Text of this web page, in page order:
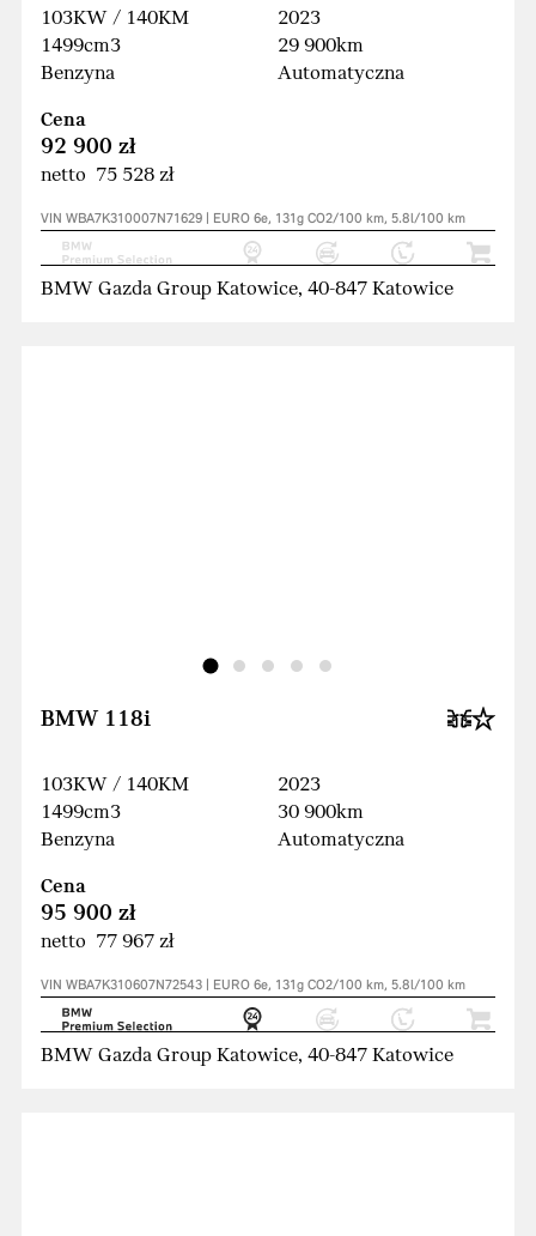
103KW / 140KM
1499cm3
Benzyna
2023
29 900km
Automatyczna
Cena
92 900 zł
netto 75 528 zł
VIN WBA7K310007N71629 | EURO 6e, 131g CO2/100 km, 5.8l/100 km
BMW Gazda Group Katowice, 40-847 Katowice
BMW 118i
103KW / 140KM
1499cm3
Benzyna
2023
30 900km
Automatyczna
Cena
95 900 zł
netto 77 967 zł
VIN WBA7K310607N72543 | EURO 6e, 131g CO2/100 km, 5.8l/100 km
BMW Gazda Group Katowice, 40-847 Katowice